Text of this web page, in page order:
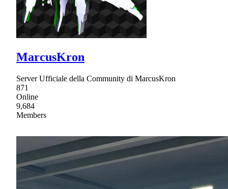
MarcusKron
Server Ufficiale della Community di MarcusKron
871
Online
9,684
Members